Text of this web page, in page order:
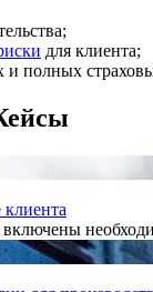
для клиента;
полных